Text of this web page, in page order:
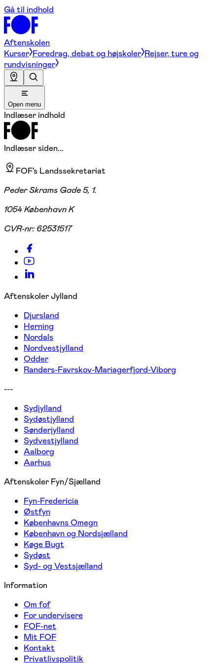
Gå til indhold
Aftenskolen
Kurser Foredrag, debat og højskoler Rejser, ture og
rundvisninger
Open menu
Indlæser indhold
Indlæser siden...
FOF's Landssekretariat
Peder Skrams Gade 5, 1.
1054 København K
CVR-nr: 62531517
Aftenskoler Jylland
Djursland
Herning
Nordals
Nordvestjylland
Odder
Randers-Favrskov-Mariagerfjord-Viborg
---
Sydjylland
Sydøstjylland
Sønderjylland
Sydvestjylland
Aalborg
Aarhus
Aftenskoler Fyn/Sjælland
Fyn-Fredericia
Østfyn
Københavns Omegn
København og Nordsjælland
Køge Bugt
Sydøst
Syd- og Vestsjælland
Information
Om fof
For undervisere
FOF-net
Mit FOF
Kontakt
Privatlivspolitik